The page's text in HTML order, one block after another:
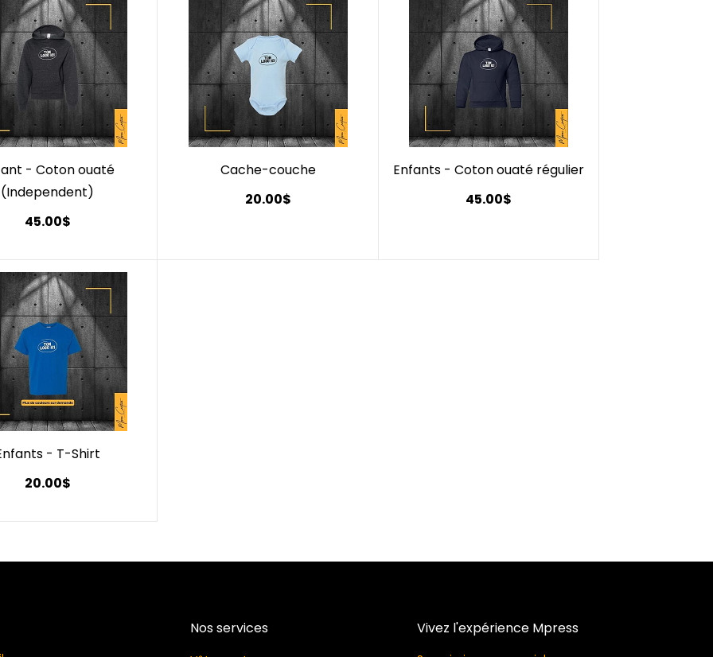
- Coton ouaté
(Independent)
45.00$
Cache-couche
20.00$
Enfants - Coton ouaté régulier
45.00$
- T-Shirt
20.00$
Nos services Vivez l'expérience Mpress